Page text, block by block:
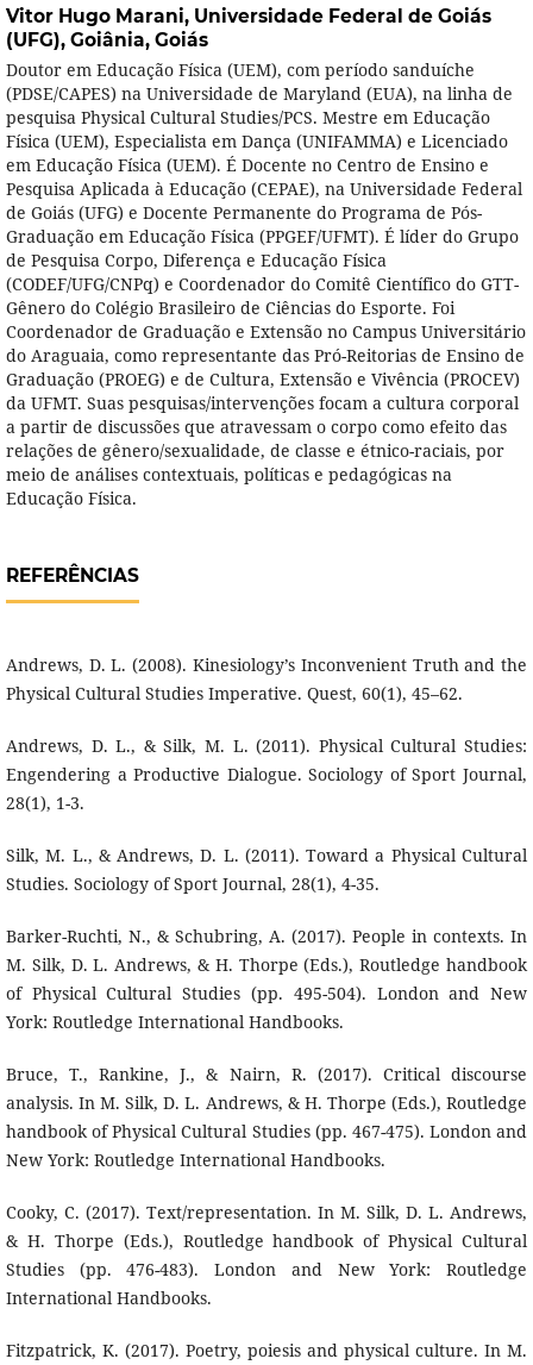
Vitor Hugo Marani, Universidade Federal de Goiás
(UFG), Goiânia, Goiás
Doutor em Educação Física (UEM), com período sanduíche
(PDSE/CAPES) na Universidade de Maryland (EUA), na linha de
pesquisa Physical Cultural Studies/PCS. Mestre em Educação
Física (UEM), Especialista em Dança (UNIFAMMA) e Licenciado
em Educação Física (UEM). É Docente no Centro de Ensino e
Pesquisa Aplicada à Educação (CEPAE), na Universidade Federal
de Goiás (UFG) e Docente Permanente do Programa de Pós-
Graduação em Educação Física (PPGEF/UFMT). É líder do Grupo
de Pesquisa Corpo, Diferença e Educação Física
(CODEF/UFG/CNPq) e Coordenador do Comitê Científico do GTT-
Gênero do Colégio Brasileiro de Ciências do Esporte. Foi
Coordenador de Graduação e Extensão no Campus Universitário
do Araguaia, como representante das Pró-Reitorias de Ensino de
Graduação (PROEG) e de Cultura, Extensão e Vivência (PROCEV)
da UFMT. Suas pesquisas/intervenções focam a cultura corporal
a partir de discussões que atravessam o corpo como efeito das
relações de gênero/sexualidade, de classe e étnico-raciais, por
meio de análises contextuais, políticas e pedagógicas na
Educação Física.
REFERÊNCIAS
Andrews, D. L. (2008). Kinesiology’s Inconvenient Truth and the
Physical Cultural Studies Imperative. Quest, 60(1), 45–62.
Andrews, D. L., & Silk, M. L. (2011). Physical Cultural Studies:
Engendering a Productive Dialogue. Sociology of Sport Journal,
28(1), 1-3.
Silk, M. L., & Andrews, D. L. (2011). Toward a Physical Cultural
Studies. Sociology of Sport Journal, 28(1), 4-35.
Barker-Ruchti, N., & Schubring, A. (2017). People in contexts. In
M. Silk, D. L. Andrews, & H. Thorpe (Eds.), Routledge handbook
of Physical Cultural Studies (pp. 495-504). London and New
York: Routledge International Handbooks.
Bruce, T., Rankine, J., & Nairn, R. (2017). Critical discourse
analysis. In M. Silk, D. L. Andrews, & H. Thorpe (Eds.), Routledge
handbook of Physical Cultural Studies (pp. 467-475). London and
New York: Routledge International Handbooks.
Cooky, C. (2017). Text/representation. In M. Silk, D. L. Andrews,
& H. Thorpe (Eds.), Routledge handbook of Physical Cultural
Studies (pp. 476-483). London and New York: Routledge
International Handbooks.
Fitzpatrick, K. (2017). Poetry, poiesis and physical culture. In M.